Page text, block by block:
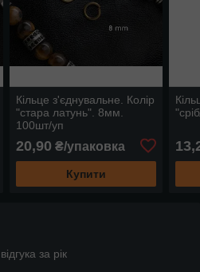
Кільце з'єднувальне. Колір
"стара латунь". 8мм.
100шт/уп
20,90 ₴/упаковка
Купити
за рік